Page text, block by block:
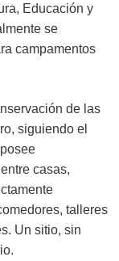
Educación y
se
campamentos
de las
siguiendo el
casas,
talleres
Un sitio, sin